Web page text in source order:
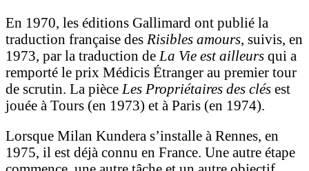
En 1970, les éditions Gallimard ont publié la
traduction française des Risibles amours , suivis, en
1973, par la traduction de La Vie est ailleurs qui a
remporté le prix Médicis Étranger au premier tour
de scrutin. La pièce Les Propriétaires des clés est
jouée à Tours (en 1973) et à Paris (en 1974).
Lorsque Milan Kundera s’installe à Rennes, en
1975, il est déjà connu en France. Une autre étape